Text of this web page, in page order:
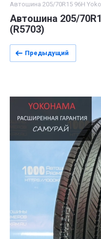
Автошина 205/70R15 96H
Автошина 205/
(R5703)
Предыдущий